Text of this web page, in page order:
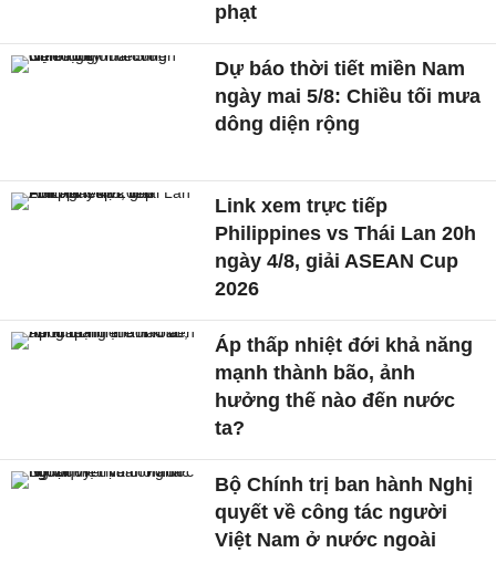
phạt
Dự báo thời tiết miền Nam
ngày mai 5/8: Chiều tối mưa
dông diện rộng
Link xem trực tiếp
Philippines vs Thái Lan 20h
ngày 4/8, giải ASEAN Cup
2026
Áp thấp nhiệt đới khả năng
mạnh thành bão, ảnh
hưởng thế nào đến nước
ta?
Bộ Chính trị ban hành Nghị
quyết về công tác người
Việt Nam ở nước ngoài